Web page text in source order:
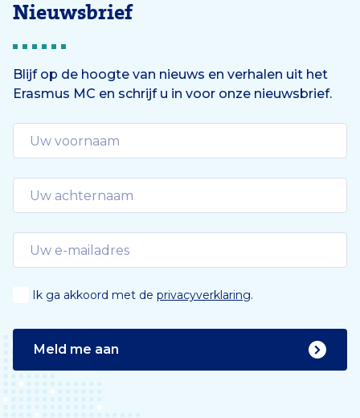
Nieuwsbrief
Blijf op de hoogte van nieuws en verhalen uit het
Erasmus MC en schrijf u in voor onze nieuwsbrief.
Ik ga akkoord met de privacyverklaring.
Meld me aan